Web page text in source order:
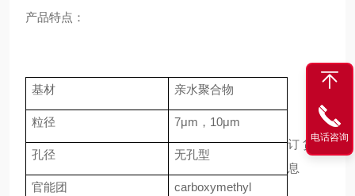
产品特点：
基材 亲水聚合物
粒径 7μm ， 10μm
孔径 无孔型
官能团 carboxymethyl
订货信
息
电话咨询